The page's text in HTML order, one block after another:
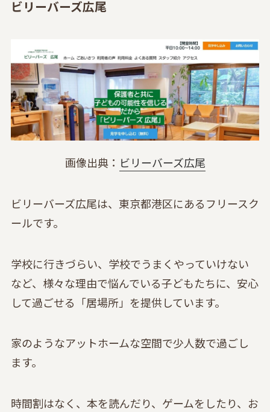
ビリーバーズ広尾
画像出典： ビリーバーズ広尾
ビリーバーズ広尾は、東京都港区にあるフリースク
ールです。
学校に行きづらい、学校でうまくやっていけない
など、様々な理由で悩んでいる子どもたちに、安心
して過ごせる「居場所」を提供しています。
家のようなアットホームな空間で少人数で過ごし
ます。
時間割はなく、本を読んだり、ゲームをしたり、お